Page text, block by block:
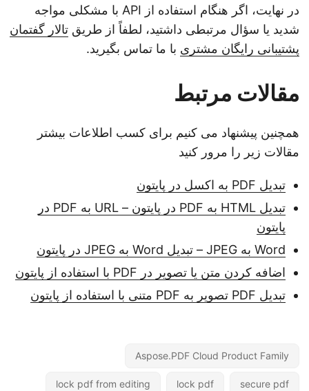
در نهایت، اگر هنگام استفاده از API با مشکلی مواجه
شدید یا سؤال مرتبطی داشتید، لطفاً از طریقتالار گفتمان
پشتیبانی رایگان مشتریبا ما تماس بگیرید.
مقالات مرتبط
همچنین پیشنهاد می کنیم برای کسب اطلاعات بیشتر
مقالات زیر را مرور کنید
تبدیل PDF به اکسل در پایتون
تبدیل HTML به PDF در پایتون – URL به PDF در
پایتون
Word به JPEG – تبدیل Word به JPEG در پایتون
اضافه کردن متن یا تصویر در PDF با استفاده از پایتون
تبدیل PDF تصویر به PDF متنی با استفاده از پایتون
Aspose.PDF Cloud Product Family
secure pdf
lock pdf
lock pdf from editing